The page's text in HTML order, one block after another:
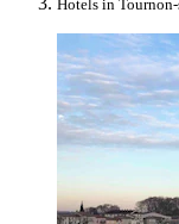
Hotels in